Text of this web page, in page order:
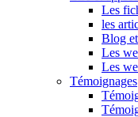
Les
les
Blog
Les
Les
Témoignages